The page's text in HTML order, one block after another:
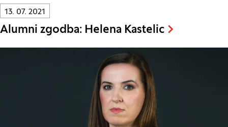
Innovatif\Page\NewsListPage.DATE_A11Y:
13. 07. 2021
Alumni zgodba: Helena Kastelic